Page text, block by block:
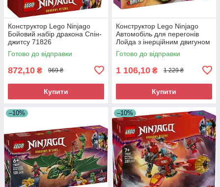
Конструктор Lego Ninjago
Бойовий набір дракона Спін-
джитсу 71826
Готово до відправки
872,10 ₴ 969 ₴
Купити
Конструктор Lego Ninjago
Автомобіль для перегонів
Лойда з інерційним двигуном
71828
Готово до відправки
1 106,10 ₴ 1 229 ₴
Купити
–10% –10%